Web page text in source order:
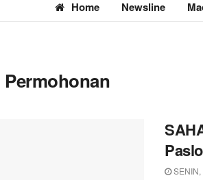
Home Newsline
Permohonan
SENIN,